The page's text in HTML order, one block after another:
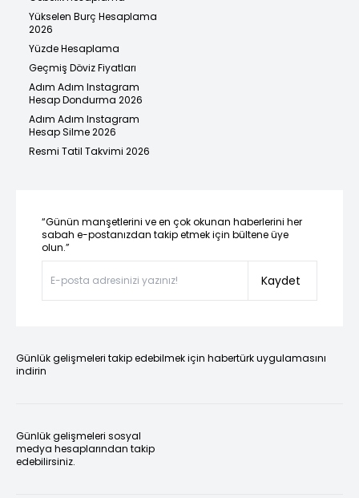
Yükselen Burç Hesaplama
2026
Yüzde Hesaplama
Geçmiş Döviz Fiyatları
Adım Adım Instagram
Hesap Dondurma 2026
Adım Adım Instagram
Hesap Silme 2026
Resmi Tatil Takvimi 2026
“Günün manşetlerini ve en çok okunan haberlerini her
sabah e-postanızdan takip etmek için bültene üye
olun.”
Kaydet
Günlük gelişmeleri takip edebilmek için habertürk uygulamasını
indirin
Günlük gelişmeleri sosyal
medya hesaplarından takip
edebilirsiniz.